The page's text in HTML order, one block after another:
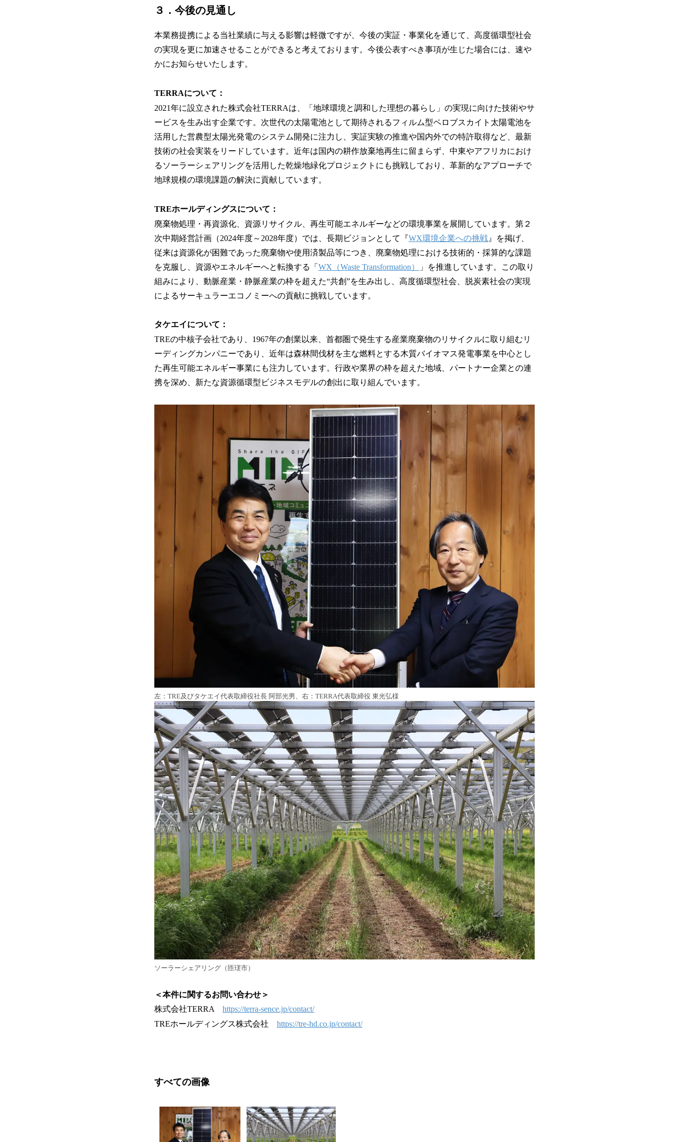
３．今後の見通し
本業務提携による当社業績に与える影響は軽微ですが、今後の実証・事業化を通じて、高度循環型社会
の実現を更に加速させることができると考えております。今後公表すべき事項が生じた場合には、速や
かにお知らせいたします。
TERRAについて：
2021年に設立された株式会社TERRAは、「地球環境と調和した理想の暮らし」の実現に向けた技術やサ
ービスを生み出す企業です。次世代の太陽電池として期待されるフィルム型ペロブスカイト太陽電池を
活用した営農型太陽光発電のシステム開発に注力し、実証実験の推進や国内外での特許取得など、最新
技術の社会実装をリードしています。近年は国内の耕作放棄地再生に留まらず、中東やアフリカにおけ
るソーラーシェアリングを活用した乾燥地緑化プロジェクトにも挑戦しており、革新的なアプローチで
地球規模の環境課題の解決に貢献しています。
TREホールディングスについて：
廃棄物処理・再資源化、資源リサイクル、再生可能エネルギーなどの環境事業を展開しています。第２
次中期経営計画（2024年度～2028年度）では、長期ビジョンとして『WX環境企業への挑戦 』を掲げ、
従来は資源化が困難であった廃棄物や使用済製品等につき、廃棄物処理における技術的・採算的な課題
を克服し、資源やエネルギーへと転換する「 WX（Waste Transformation）
」を推進しています。この取り
組みにより、動脈産業・静脈産業の枠を超えた“共創”を生み出し、高度循環型社会、脱炭素社会の実現
によるサーキュラーエコノミーへの貢献に挑戦しています。
タケエイについて：
TREの中核子会社であり、1967年の創業以来、首都圏で発生する産業廃棄物のリサイクルに取り組むリ
ーディングカンパニーであり、近年は森林間伐材を主な燃料とする木質バイオマス発電事業を中心とし
た再生可能エネルギー事業にも注力しています。行政や業界の枠を超えた地域、パートナー企業との連
携を深め、新たな資源循環型ビジネスモデルの創出に取り組んでいます。
左：TRE及びタケエイ代表取締役社長 阿部光男、右：TERRA代表取締役 東光弘様
ソーラーシェアリング（匝瑳市）
＜本件に関するお問い合わせ＞
株式会社TERRA https://terra-sence.jp/contact/
TREホールディングス株式会社 https://tre-hd.co.jp/contact/
すべての画像